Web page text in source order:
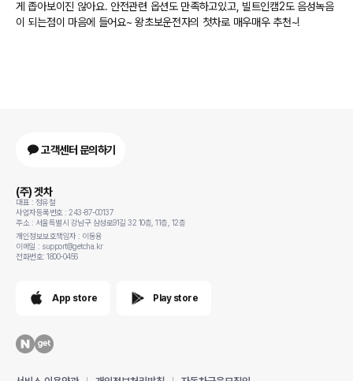
게 좁아보이진 않아요. 안전관련 옵션도 만족하고있고, 빌트인캠2도 음성녹음
이 되는점이 마음에 들어요~ 왕초보운전자의 첫차로 매우매우 추천~!
고객센터 문의하기
(주) 겟차
대표 : 정유철
사업자등록번호 : 243-87-00137
주소 : 서울특별시 강남구 삼성로91길 32 10층, 11층, 12층
개인정보보호책임자 : 이동용
이메일 : support@getcha.kr
전화번호: 1800-0456
App store Play store